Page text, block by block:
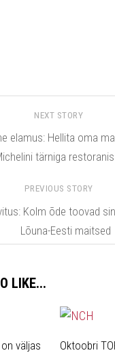
NEXT STORY
elamus: Hellita oma
tärniga restoranis
PREVIOUS STORY
Kolm õde toovad
Lõuna-Eesti maitsed
LIKE...
väljas
Oktoobri